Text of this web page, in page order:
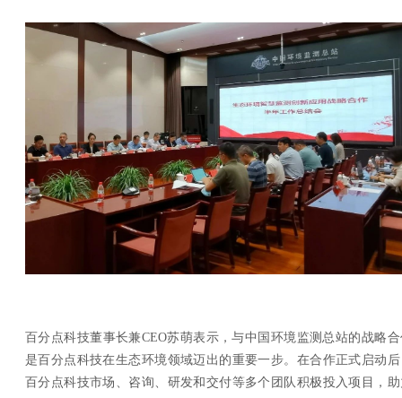
百分点科技董事长兼CEO苏萌表示，与中国环境监测总站的战略合
是百分点科技在生态环境领域迈出的重要一步。在合作正式启动后
百分点科技市场、咨询、研发和交付等多个团队积极投入项目，